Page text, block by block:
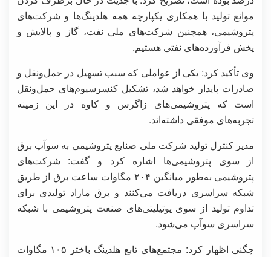
موانع تولید با همکاری یکپارچه همه هلدینگ‌ها و شرکت‌های
پتروشیمی،‌ همچنین شرکت‌های ملی نفت، گاز و پالایش و
پخش فرآورده‌های نفتی هستیم.
وی تأکید کرد: یکی از عواملی که سبب تسهیل در حمل‌ونقل و
صادرات پایدار خواهد شد، تشکیل کنسرسیوم‌های حمل‌ونقل
است که پتروشیمی‌های زاگرس و کاوه در این زمینه
تجربه‌های موفقی داشته‌اند.
مدیر کنترل تولید شرکت ملی صنایع پتروشیمی به سوآپ برق
از سوی پتروشیمی‌ها اشاره کرد و گفت: شرکت‌های
پتروشیمی به‌طور میانگین ۲۰۴ مگاوات ساعت برق از طریق
شبکه سراسری دریافت می‌کنند و برق مازاد تولیدی برای
تداوم تولید از سوی یوتیلیتی‌های صنعت پتروشیمی با شبکه
سراسری سوآپ می‌شود.
چگنی اظهار کرد: مجتمع‌های تابع هلدینگ باختر ۱۰۵ مگاوات